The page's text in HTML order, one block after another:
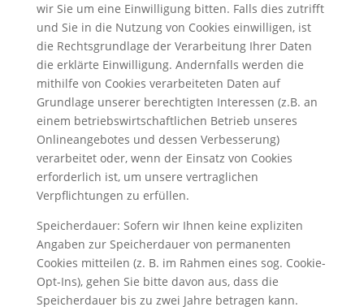
wir Sie um eine Einwilligung bitten. Falls dies zutrifft
und Sie in die Nutzung von Cookies einwilligen, ist
die Rechtsgrundlage der Verarbeitung Ihrer Daten
die erklärte Einwilligung. Andernfalls werden die
mithilfe von Cookies verarbeiteten Daten auf
Grundlage unserer berechtigten Interessen (z.B. an
einem betriebswirtschaftlichen Betrieb unseres
Onlineangebotes und dessen Verbesserung)
verarbeitet oder, wenn der Einsatz von Cookies
erforderlich ist, um unsere vertraglichen
Verpflichtungen zu erfüllen.
Speicherdauer: Sofern wir Ihnen keine expliziten
Angaben zur Speicherdauer von permanenten
Cookies mitteilen (z. B. im Rahmen eines sog. Cookie-
Opt-Ins), gehen Sie bitte davon aus, dass die
Speicherdauer bis zu zwei Jahre betragen kann.